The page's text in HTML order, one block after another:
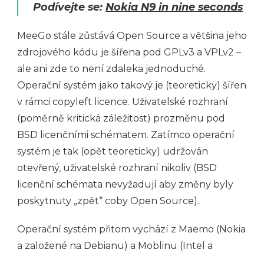
Podívejte se: Nokia N9 in nine seconds
MeeGo stále zůstává Open Source a většina jeho
zdrojového kódu je šířena pod GPLv3 a VPLv2 –
ale ani zde to není zdaleka jednoduché.
Operační systém jako takový je (teoreticky) šířen
v rámci copyleft licence. Uživatelské rozhraní
(poměrně kritická záležitost) prozměnu pod
BSD licenčními schématem. Zatímco operační
systém je tak (opět teoreticky) udržován
otevřený, uživatelské rozhraní nikoliv (BSD
licenční schémata nevyžadují aby změny byly
poskytnuty „zpět“ coby Open Source).
Operační systém přitom vychází z Maemo (Nokia
a založené na Debianu) a Moblinu (Intel a